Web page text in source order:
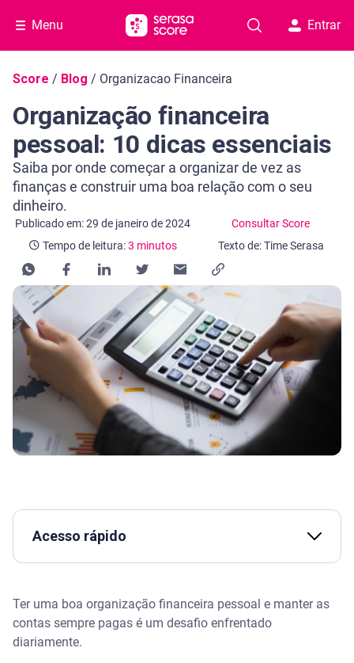
Menu Entrar
Navegação do blog
Score / Blog / Organizacao Financeira
Organização financeira
pessoal: 10 dicas essenciais
Saiba por onde começar a organizar de vez as
finanças e construir uma boa relação com o seu
dinheiro.
Publicado em: 29 de janeiro de 2024 Consultar Score
Categoria Consultar Score
Tempo de leitura:3 minutos
Tempo de leitura: 3 minutos
Texto de: Time Serasa
Acesso rápido
usar CRÉDITO em 2026 – Serasa Ensina
O que é organização financeira pessoal
Ter uma boa organização financeira pessoal e manter as
contas sempre pagas é um desafio enfrentado
diariamente.